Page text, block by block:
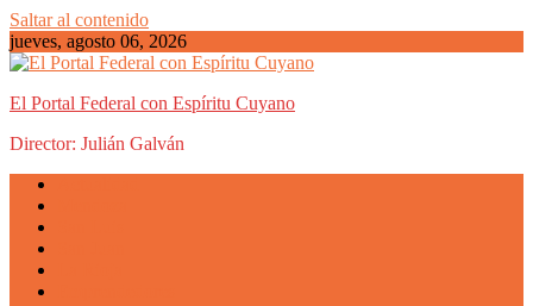
Saltar al contenido
jueves, agosto 06, 2026
El Portal Federal con Espíritu Cuyano
Director: Julián Galván